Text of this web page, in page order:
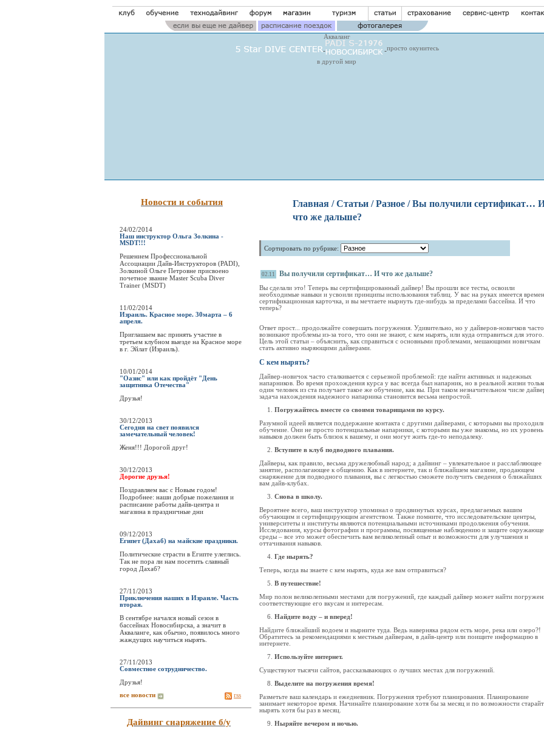
Акваланг
просто окунитесь
в другой мир
Новости и события
24/02/2014
Наш инструктор Ольга Золкина -
MSDT!!!
Решением Профессиональной
Ассоциации Дайв-Инструкторов (PADI),
Золкиной Ольге Петровне присвоено
почетное звание Master Scuba Diver
Trainer (MSDT)
11/02/2014
Израиль. Красное море. 30марта – 6
апреля.
Приглашаем вас принять участие в
третьем клубном выезде на Красное море
в г. Эйлат (Израиль).
10/01/2014
"Оазис" или как пройдёт "День
защитника Отечества"
Друзья!
30/12/2013
Сегодня на свет появился
замечательный человек!
Женя!!! Дорогой друг!
30/12/2013
Дорогие друзья!
Поздравляем вас с Новым годом!
Подробнее: наши добрые пожелания и
расписание работы дайв-центра и
магазина в праздничные дни
09/12/2013
Египет (Дахаб) на майские праздники.
Политические страсти в Египте улеглись.
Так не пора ли нам посетить славный
город Дахаб?
27/11/2013
Приключения наших в Израиле. Часть
вторая.
В сентябре начался новый сезон в
бассейнах Новосибирска, а значит в
Акваланге, как обычно, появилось много
жаждущих научиться нырять.
27/11/2013
Совместное сотрудничество.
Друзья!
все новости rss
Дайвинг снаряжение б/у
Главная / Статьи / Разное / Вы получили сертификат…
что же дальше?
Сортировать по рубрике:
02.11 Вы получили сертификат… И что же дальше?
Вы сделали это! Теперь вы сертифицированный дайвер! Вы прошли все тесты, освоили
необходимые навыки и усвоили принципы использования таблиц. У вас на руках имеется
сертификационная карточка, и вы мечтаете нырнуть где-нибудь за пределами бассейна. И что
теперь?
Ответ прост... продолжайте совершать погружения. Удивительно, но у дайверов-новичков часто
возникают проблемы из-за того, что они не знают, с кем нырять, или куда отправиться для этого.
Цель этой статьи – объяснить, как справиться с основными проблемами, мешающими новичкам
стать активно ныряющими дайверами.
С кем нырять?
Дайвер-новичок часто сталкивается с серьезной проблемой: где найти активных и надежных
напарников. Во время прохождения курса у вас всегда был напарник, но в реальной жизни
один человек из ста получает такое же обучение, как вы. При таком незначительном числе
задача нахождения надежного напарника становится весьма непростой.
Погружайтесь вместе со своими товарищами по курсу.
Разумной идеей является поддержание контакта с другими дайверами, с которыми вы
обучение. Они не просто потенциальные напарники, с которыми вы уже знакомы, но их уровень
навыков должен быть близок к вашему, и они могут жить где-то неподалеку.
Вступите в клуб подводного плавания.
Дайверы, как правило, весьма дружелюбный народ; а дайвинг – увлекательное и расслабляющее
занятие, располагающее к общению. Как в интернете, так и ближайшем магазине, продающем
снаряжение для подводного плавания, вы с легкостью сможете получить сведения о ближайших
вам дайв-клубах.
Снова в школу.
Вероятнее всего, ваш инструктор упоминал о продвинутых курсах, предлагаемых вашим
обучающим и сертифицирующим агентством. Также помните, что исследовательские центры,
университеты и институты являются потенциальными источниками продолжения обучения.
Исследования, курсы фотографии и программы, посвященные наблюдению и защите
среды – все это может обеспечить вам великолепный опыт и возможности для улучшения и
оттачивания навыков.
Где нырять?
Теперь, когда вы знаете с кем нырять, куда же вам отправиться?
В путешествие!
Мир полон великолепными местами для погружений, где каждый дайвер может найти
соответствующие его вкусам и интересам.
Найдите воду – и вперед!
Найдите ближайший водоем и нырните туда. Ведь наверняка рядом есть море, река или озеро?!
Обратитесь за рекомендациями к местным дайверам, в дайв-центр или поищите информацию в
интернете.
Используйте интернет.
Существуют тысячи сайтов, рассказывающих о лучших местах для погружений.
Выделите на погружения время!
Разметьте ваш календарь и ежедневник. Погружения требуют планирования. Планирование
занимает некоторое время. Начинайте планирование хотя бы за месяц и по возможности
нырять хотя бы раз в месяц.
Ныряйте вечером и ночью.